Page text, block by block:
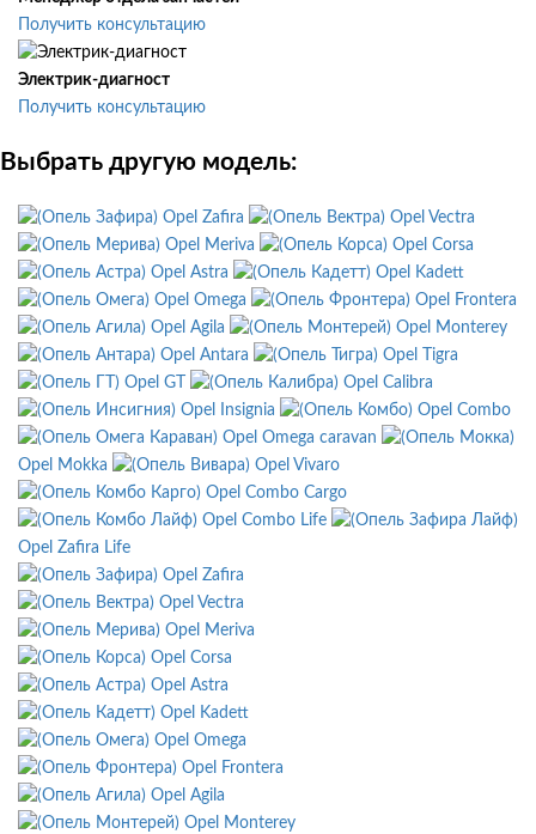
Получить консультацию
Электрик-диагност
Получить консультацию
Выбрать другую модель:
Opel Zafira
Opel Vectra
Opel Meriva
Opel Corsa
Opel Astra
Opel Kadett
Opel Omega
Opel Frontera
Opel Agila
Opel Monterey
Opel Antara
Opel Tigra
Opel GT
Opel Calibra
Opel Insignia
Opel Combo
Opel Omega caravan
Opel Mokka
Opel Vivaro
Opel Combo Cargo
Opel Combo Life
Opel Zafira Life
Opel Zafira
Opel Vectra
Opel Meriva
Opel Corsa
Opel Astra
Opel Kadett
Opel Omega
Opel Frontera
Opel Agila
Opel Monterey